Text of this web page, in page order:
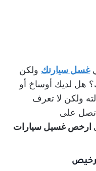
غسل سيارتك ولكن
هل لديك أوساخ أو
ولكن لا تعرف
اتصل على
ارخص غسيل سيارات
رخيص